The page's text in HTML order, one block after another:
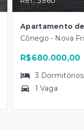
Apartamento
Cônego - Nova
R$680.000,00
3 Dormitórios
1 Vaga